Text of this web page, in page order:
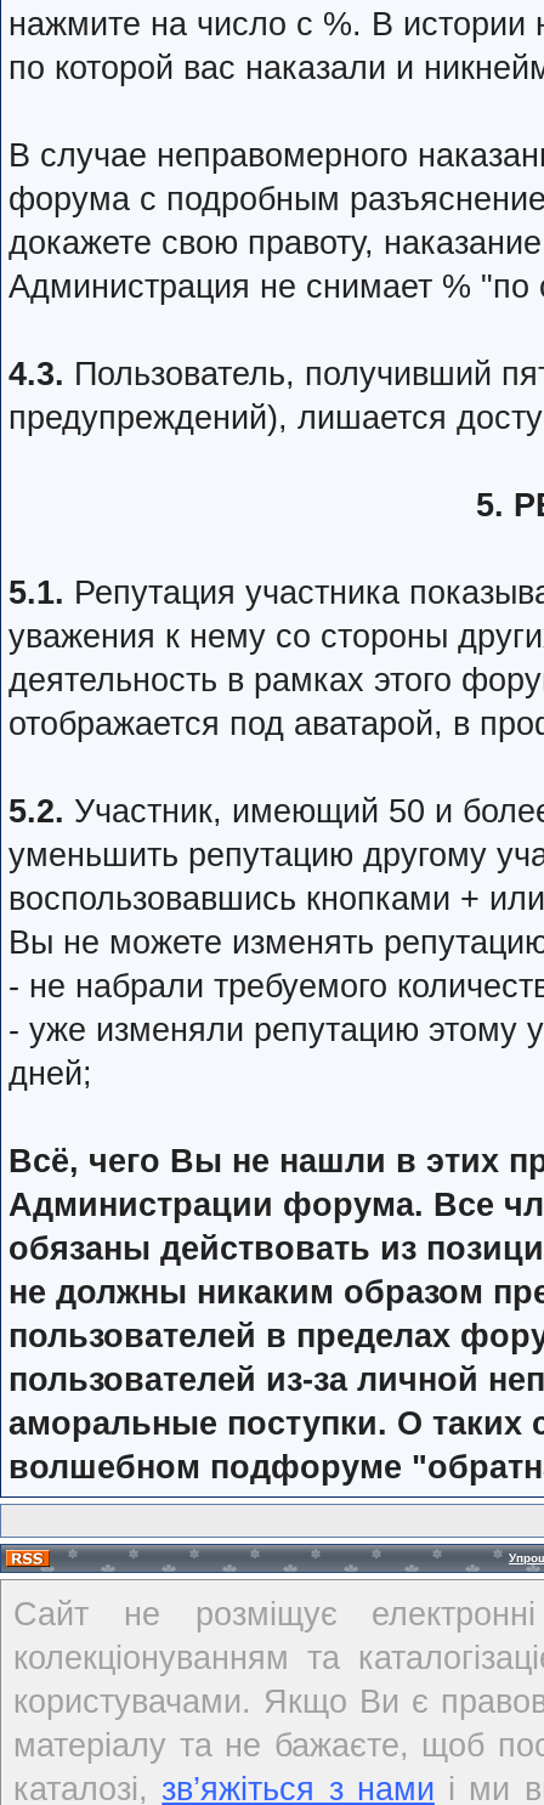
нажмите на число с %. В истории
по которой вас наказали и
В случае неправомерного
форума с подробным
докажете свою правоту,
Администрация не снимает % "по
4.3. Пользователь, получивший
предупреждений), лишается
5.
5.1. Репутация участника
уважения к нему со стороны
деятельность в рамках этого
отображается под аватарой, в
5.2. Участник, имеющий 50 и
уменьшить репутацию другому
воспользовавшись кнопками +
Вы не можете изменять
- не набрали требуемого
- уже изменяли репутацию этому
дней;
Всё, чего Вы не нашли в этих
Администрации форума. Все
обязаны действовать из
не должны никаким образом
пользователей в пределах
пользователей из-за личной
аморальные поступки. О таких
волшебном подфоруме
Сайт не розміщує
колекціонуванням та
користувачами. Якщо Ви є
матеріалу та не бажаєте, щоб
каталозі,зв’яжіться з нами і ми